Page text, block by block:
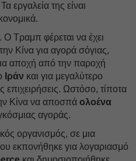
εργαλεία της είναι
Τραμπ φέρεται να έχει
Κίνα για αγορά σόγιας,
αποχή από την παροχή
Ιράν και για μεγαλύτερο
επιχειρήσεις. Ωστόσο, τίποτα
Κίνα να αποσπά ολοένα
αγοράς.
οργανισμός, σε μια
εκπονήθηκε για λογαριασμό